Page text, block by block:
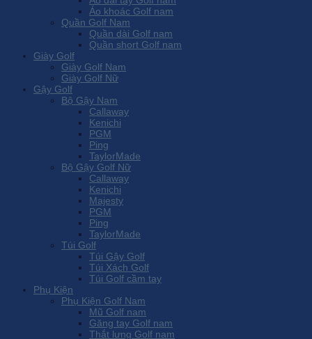
Áo khoác Golf nam
Quần Golf Nam
Quần dài Golf nam
Quần short Golf nam
Giày Golf
Giày Golf Nam
Giày Golf Nữ
Gậy Golf
Bộ Gậy Nam
Callaway
Kenichi
PGM
Ping
TaylorMade
Bộ Gậy Golf Nữ
Callaway
Kenichi
Majesty
PGM
Ping
TaylorMade
Túi Golf
Túi Gậy Golf
Túi Xách Golf
Túi Golf cầm tay
Phụ Kiện
Phụ Kiện Golf Nam
Mũ Golf nam
Găng tay Golf nam
Thắt lưng Golf nam